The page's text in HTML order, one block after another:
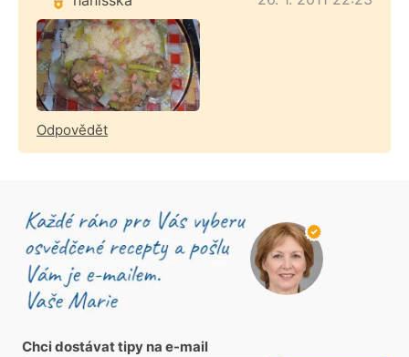
Odpovědět
Chci dostávat tipy na e-mail